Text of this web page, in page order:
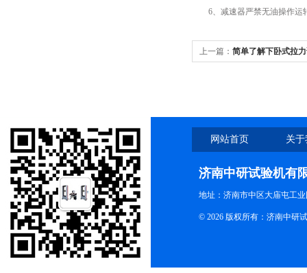
6、减速器严禁无油操作运
上一篇： 简单了解下卧式拉
网站首页 关
济南中研试验机有
地址：济南市中区大庙屯工
© 2026 版权所有：济南中研